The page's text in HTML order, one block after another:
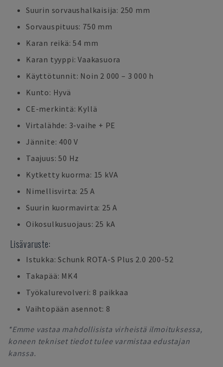
Suurin sorvaushalkaisija: 250 mm
Sorvauspituus: 750 mm
Karan reikä: 54 mm
Karan tyyppi: Vaakasuora
Käyttötunnit: Noin 2 000 – 3 000 h
Kunto: Hyvä
CE-merkintä: Kyllä
Virtalähde: 3-vaihe + PE
Jännite: 400 V
Taajuus: 50 Hz
Kytketty kuorma: 15 kVA
Nimellisvirta: 25 A
Suurin kuormavirta: 25 A
Oikosulkusuojaus: 25 kA
Lisävaruste:
Istukka: Schunk ROTA-S Plus 2.0 200-52
Takapää: MK4
Työkalurevolveri: 8 paikkaa
Vaihtopään asennot: 8
*Emme vastaa mahdollisista virheistä ilmoituksessa,
koneen tekniset tiedot tulee varmistaa edustajan
kanssa.